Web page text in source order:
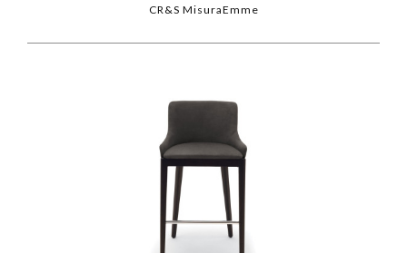
CR&S MisuraEmme